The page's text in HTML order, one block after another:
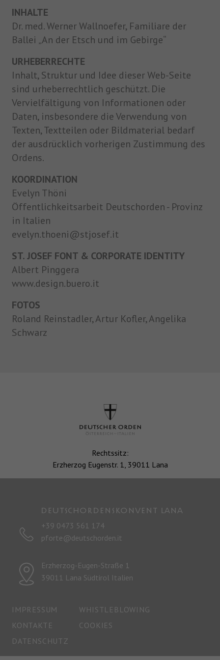
INHALTE
Dr. med. Werner Wallnoefer, Familiare der
Ballei „An der Etsch und im Gebirge“
URHEBERRECHTE
Inhalt, Struktur und Idee dieser Web-Seite
sind urheberrechtlich geschützt. Die
Vervielfältigung von Informationen oder
Daten, insbesondere die Verwendung von
Texten, Textteilen oder Bildmaterial bedarf
der ausdrücklich vorherigen Zustimmung des
Ordens.
KOORDINATION
Evelyn Thöni
Öffentlichkeitsarbeit Deutschorden - Provinz
in Italien
evelyn.thoeni@stjosef.it
ST. JOSEF FONT & CORPORATE IDENTITY
Albert Pinggera
www.design.buero.it
FOTOS
Roland Reinstadler, Artur Kofler, Angelika
Schwarz
Rechtssitz:
Erzherzog Eugenstr. 1, 39011 Lana
Deutschordenskonvent LANA
+39 0473 561 174
pforte@deutschorden.it
Erzherzog-Eugen-Straße 1
39011 Lana Südtirol Italien
IMPRESSUM
KONTAKTE
DATENSCHUTZ
WHISTLEBLOWING
COOKIES